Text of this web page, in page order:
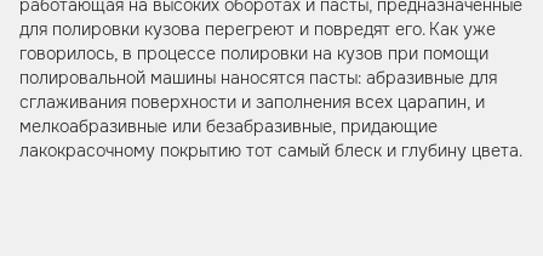
работающая на высоких оборотах и пасты, предназначенные
для полировки кузова перегреют и повредят его. Как уже
говорилось, в процессе полировки на кузов при помощи
полировальной машины наносятся пасты: абразивные для
сглаживания поверхности и заполнения всех царапин, и
мелкоабразивные или безабразивные, придающие
лакокрасочному покрытию тот самый блеск и глубину цвета.